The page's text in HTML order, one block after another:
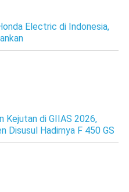
Electric di Indonesia,
Kejutan di GIIAS 2026,
Disusul Hadirnya F 450 GS